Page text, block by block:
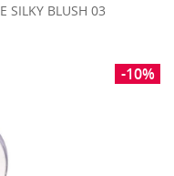
SILKY BLUSH 03
-10%